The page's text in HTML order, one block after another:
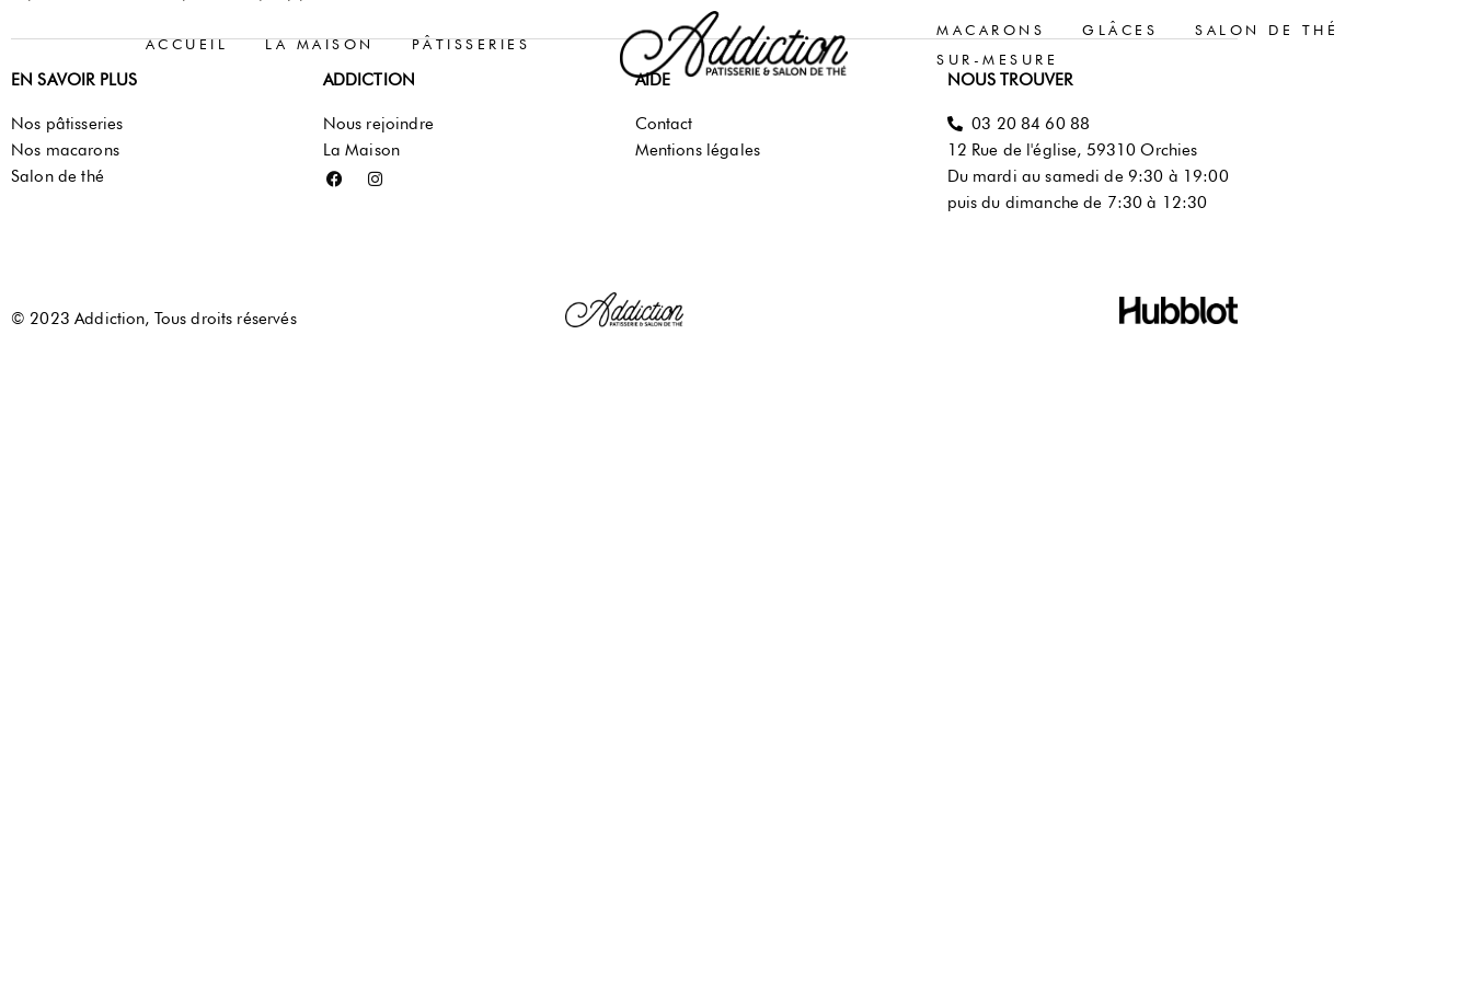
ACCUEIL LA MAISON PÂTISSERIES
MACARONS GLÂCES
SALON DE THÉ
SUR-MESURE
EN SAVOIR PLUS
Nos pâtisseries
Nos macarons
Salon de thé
ADDICTION
Nous rejoindre
La Maison
AIDE
Contact
Mentions légales
NOUS TROUVER
03 20 84 60 88
12 Rue de l'église, 59310 Orchies
Du mardi au samedi de 9:30 à 19:00
puis du dimanche de 7:30 à 12:30
© 2023 Addiction, Tous droits réservés